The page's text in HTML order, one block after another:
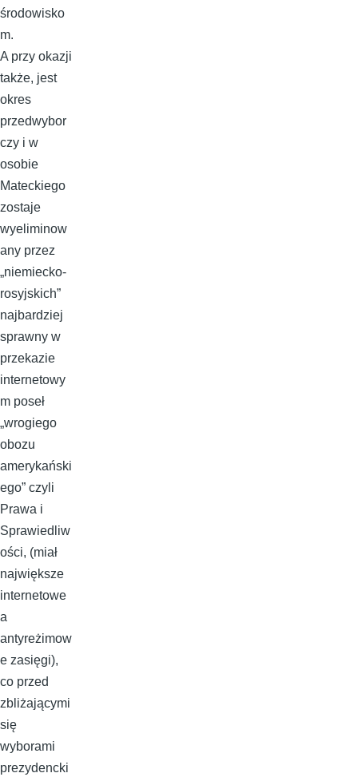
środowisko
m.
A przy okazji
także, jest
okres
przedwybor
czy i w
osobie
Mateckiego
zostaje
wyeliminow
any przez
„niemiecko-
rosyjskich”
najbardziej
sprawny w
przekazie
internetowy
m poseł
„wrogiego
obozu
amerykański
ego” czyli
Prawa i
Sprawiedliw
ości, (miał
największe
internetowe
a
antyreżimow
e zasięgi),
co przed
zbliżającymi
się
wyborami
prezydencki